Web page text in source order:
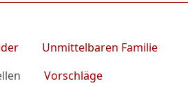
Unmittelbaren Familie
Vorschläge